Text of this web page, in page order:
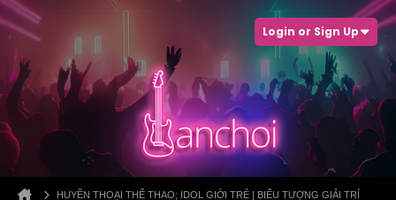
Login or Sign Up
HUYỀN THOẠI THỂ THAO; IDOL GIỚI TRẺ | BIỂU TƯỢNG GIẢI TRÍ